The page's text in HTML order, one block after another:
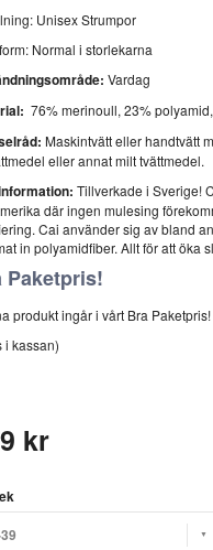
Unisex Strumpor
Normal i storlekarna
Vardag
76% merinoull, 23%
Maskintvätt eller handtvätt
eller annat milt tvättmedel.
Tillverkade i Sverige!
där ingen mulesing
Cai använder sig av bland
in polyamidfiber. Allt för att öka
Paketpris!
produkt ingår i vårt Bra
i kassan)
kr